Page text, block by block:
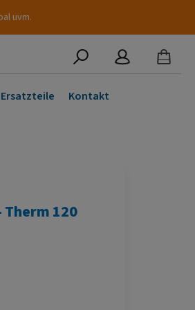
uvm.
Ersatzteile Kontakt
120